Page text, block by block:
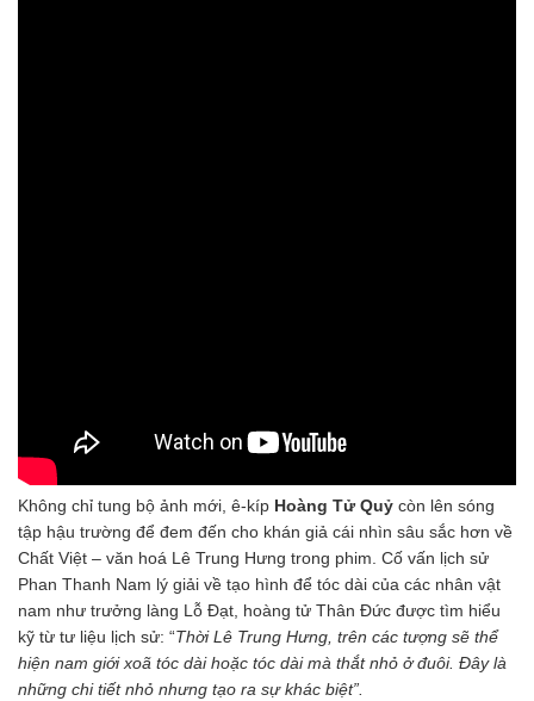
Không chỉ tung bộ ảnh mới, ê-kíp Hoàng Tử Quỷ còn lên sóng
tập hậu trường để đem đến cho khán giả cái nhìn sâu sắc hơn về
Chất Việt – văn hoá Lê Trung Hưng trong phim. Cố vấn lịch sử
Phan Thanh Nam lý giải về tạo hình để tóc dài của các nhân vật
nam như trưởng làng Lỗ Đạt, hoàng tử Thân Đức được tìm hiểu
kỹ từ tư liệu lịch sử: “Thời Lê Trung Hưng, trên các tượng sẽ thể
hiện nam giới xoã tóc dài hoặc tóc dài mà thắt nhỏ ở đuôi. Đây là
những chi tiết nhỏ nhưng tạo ra sự khác biệt”.